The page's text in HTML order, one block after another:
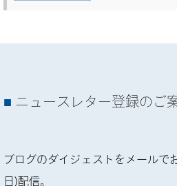
ニュースレター登録のご
ブログのダイジェストをメールで
日)配信。